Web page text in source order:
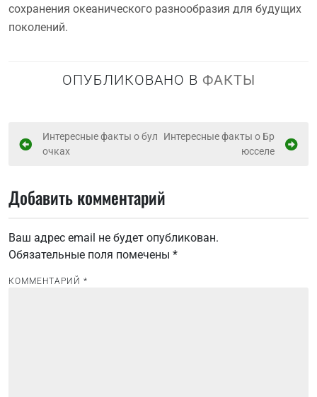
сохранения океанического разнообразия для будущих
поколений.
ОПУБЛИКОВАНО В ФАКТЫ
Н
и
а
ц
и
Интересные факты о бул
очках
Интересные факты о Бр
юсселе
Добавить комментарий
Ваш адрес email не будет опубликован.
Обязательные поля помечены *
КОММЕНТАРИЙ *